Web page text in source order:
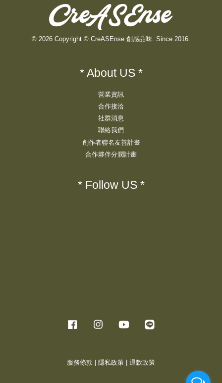
© 2026 Copyright © CreASEnse 創感品味. Since 2016.
* About US *
營業資訊
合作接洽
社群消息
聯絡我們
創作者聯名友善計畫
合作夥伴分潤計畫
* Follow US *
Facebook Instagram YouTube
服務條款 隱私政策 退款政策